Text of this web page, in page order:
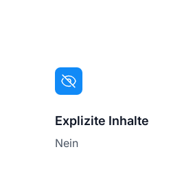
Explizite Inhalte
Nein